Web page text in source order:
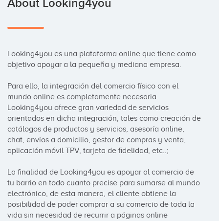
About Looking4you
Looking4you es una plataforma online que tiene como
objetivo apoyar a la pequeña y mediana empresa.
Para ello, la integración del comercio físico con el
mundo online es completamente necesaria.
Looking4you ofrece gran variedad de servicios
orientados en dicha integración, tales como creación de
catálogos de productos y servicios, asesoría online,
chat, envíos a domicilio, gestor de compras y venta,
aplicación móvil TPV, tarjeta de fidelidad, etc..;
La finalidad de Looking4you es apoyar al comercio de
tu barrio en todo cuanto precise para sumarse al mundo
electrónico, de esta manera, el cliente obtiene la
posibilidad de poder comprar a su comercio de toda la
vida sin necesidad de recurrir a páginas online